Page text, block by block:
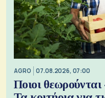
AGRO 07.08.2026, 07:00
Ποιοι θεωρούνται